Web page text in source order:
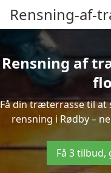
Rensning-af-
Rensning af
Få din træterrasse til at
rensning i Rødby –
Få 3